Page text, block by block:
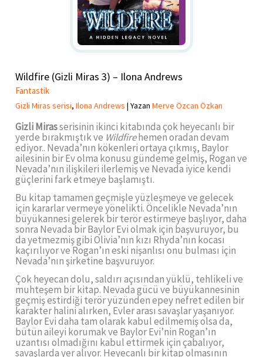
Wildfire (Gizli Miras 3) – Ilona Andrews
Fantastik
Gizli Miras serisi,Ilona Andrews | Yazan Merve Özcan Özkan
Gizli Mirasserisinin ikinci kitabında çok heyecanlı bir
yerde bırakmıştık ve Wildfirehemen oradan devam
ediyor.. Nevada’nın kökenleri ortaya çıkmış, Baylor
ailesinin bir Ev olma konusu gündeme gelmiş, Rogan ve
Nevada’nın ilişkileri ilerlemiş ve Nevada iyice kendi
güçlerini fark etmeye başlamıştı.
Bu kitap tamamen geçmişle yüzleşmeye ve gelecek
için kararlar vermeye yönelikti. Öncelikle Nevada’nın
büyükannesi gelerek bir terör estirmeye başlıyor, daha
sonra Nevada bir Baylor Evi olmak için başvuruyor, bu
da yetmezmiş gibi Olivia’nın kızı Rhyda’nın kocası
kaçırılıyor ve Rogan’ın eski nişanlısı onu bulması için
Nevada’nın şirketine başvuruyor.
Çok heyecan dolu, saldırı açısından yüklü, tehlikeli ve
muhteşem bir kitap. Nevada gücü ve büyükannesinin
geçmiş estirdiği terör yüzünden epey nefret edilen bir
karakter halini alırken, Evler arası savaşlar yaşanıyor.
Baylor Evi daha tam olarak kabul edilmemiş olsa da,
bütün aileyi korumak ve Baylor Evi’nin Rogan’ın
uzantısı olmadığını kabul ettirmek için çabalıyor,
savaşlarda yer alıyor. Heyecanlı bir kitap olmasının